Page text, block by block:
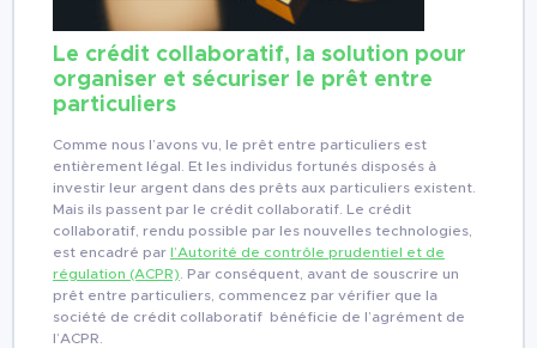
Le crédit collaboratif, la solution pour
organiser et sécuriser le prêt entre
particuliers
Comme nous l’avons vu, le prêt entre particuliers est
entièrement légal. Et les individus fortunés disposés à
investir leur argent dans des prêts aux particuliers existent.
Mais ils passent par le crédit collaboratif. Le crédit
collaboratif, rendu possible par les nouvelles technologies,
est encadré par l’Autorité de contrôle prudentiel et de
régulation (ACPR). Par conséquent, avant de souscrire un
prêt entre particuliers, commencez par vérifier que la
société de crédit collaboratif bénéficie de l’agrément de
l’ACPR.